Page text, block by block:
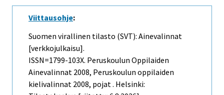
Viittausohje:
Suomen virallinen tilasto (SVT): Ainevalinnat
[verkkojulkaisu].
ISSN=1799-103X. Peruskoulun Oppilaiden
Ainevalinnat 2008, Peruskoulun oppilaiden
kielivalinnat 2008, pojat . Helsinki: